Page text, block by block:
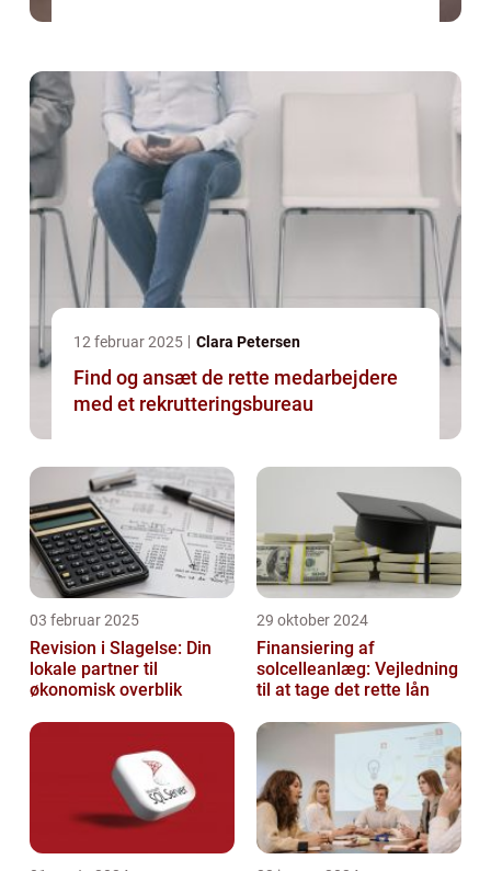
12 februar 2025 Clara Petersen
Find og ansæt de rette medarbejdere
med et rekrutteringsbureau
03 februar 2025
Revision i Slagelse: Din
lokale partner til
økonomisk overblik
29 oktober 2024
Finansiering af
solcelleanlæg: Vejledning
til at tage det rette lån